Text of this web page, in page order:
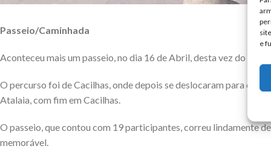
e
Passeio/Caminhada
Aconteceu mais um passeio, no dia 16 de Abril, desta vez do
O percurso foi de Cacilhas, onde depois se deslocaram para o
Atalaia, com fim em Cacilhas.
O passeio, que contou com 19 participantes, correu lindamente
memorável.